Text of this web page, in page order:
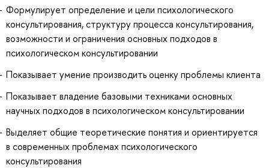
Формулирует определение и цели психологического
консультирования, структуру процесса консультирования,
возможности и ограничения основных подходов в
психологическом консультировании
Показывает умение производить оценку проблемы клиента
Показывает владение базовыми техниками основных
научных подходов в психологическом консультировании
Выделяет общие теоретические понятия и ориентируется
в современных проблемах психологического
консультирования